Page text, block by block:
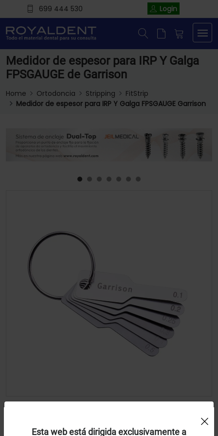
699 444 530 Login
Medidor de espesor para IRP Y Galga
FPSGAUGE de Garrison
Home Ortodoncia Stripping
FitStrip
Medidor de espesor para IRP Y Galga FPSGAUGE Garrison
Esta web está dirigida exclusivamente a